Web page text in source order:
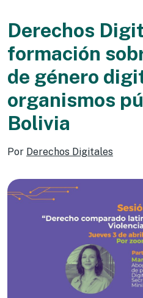
Derechos
formación
de género
organismos
Bolivia
Por Derechos Digitales